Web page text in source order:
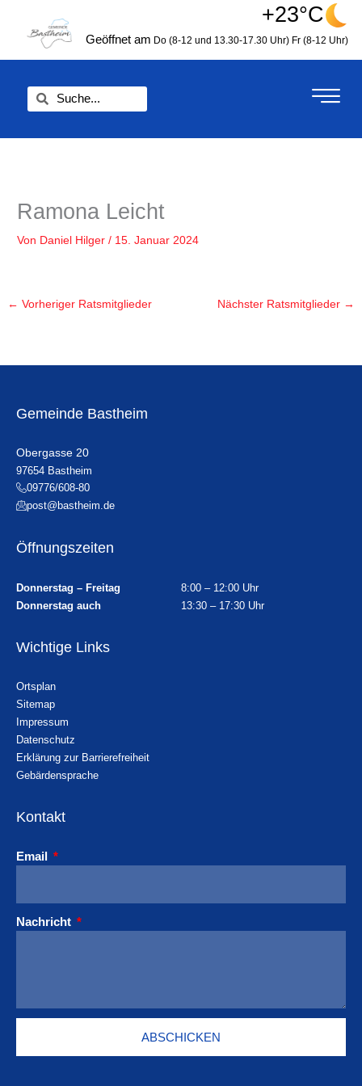
springen
+23°C
Geöffnet am Do (8-12 und 13.30-17.30 Uhr) Fr (8-12 Uhr)
Ramona Leicht
Von Daniel Hilger/ 15. Januar 2024
← Vorheriger Ratsmitglieder Nächster Ratsmitglieder →
Gemeinde Bastheim
Obergasse 20
97654 Bastheim
09776/608-80
post@bastheim.de
Öffnungszeiten
Donnerstag – Freitag
8:00 – 12:00 Uhr
Donnerstag auch
13:30 – 17:30 Uhr
Wichtige Links
Ortsplan
Sitemap
Impressum
Datenschutz
Erklärung zur Barrierefreiheit
Gebärdensprache
Kontakt
Email
Nachricht
ABSCHICKEN